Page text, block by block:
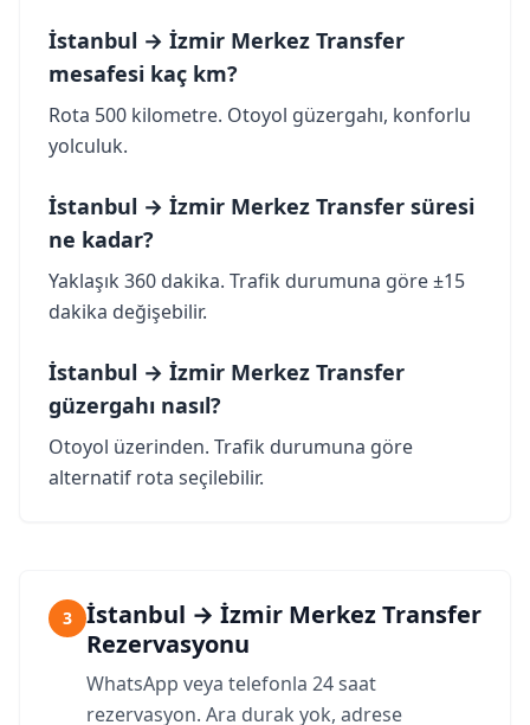
İstanbul → İzmir Merkez Transfer
mesafesi kaç km?
Rota 500 kilometre. Otoyol güzergahı, konforlu
yolculuk.
İstanbul → İzmir Merkez Transfer süresi
ne kadar?
Yaklaşık 360 dakika. Trafik durumuna göre ±15
dakika değişebilir.
İstanbul → İzmir Merkez Transfer
güzergahı nasıl?
Otoyol üzerinden. Trafik durumuna göre
alternatif rota seçilebilir.
3
İstanbul → İzmir Merkez Transfer
Rezervasyonu
WhatsApp veya telefonla 24 saat
rezervasyon. Ara durak yok, adrese